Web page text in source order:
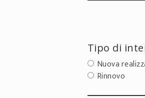
Tipo di
Nuova
Rinnovo